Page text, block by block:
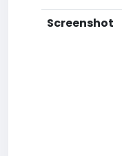
Screenshot